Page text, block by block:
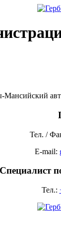
Мансийский
Тел. /
E-mail:
Специалист
Тел.: